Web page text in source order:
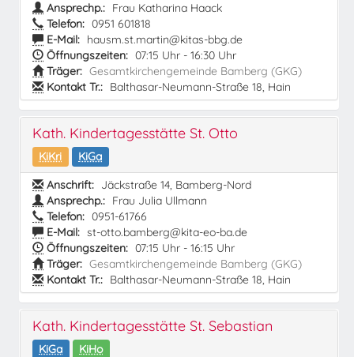
Ansprechp.: Frau Katharina Haack
Telefon: 0951 601818
E-Mail: hausm.st.martin@kitas-bbg.de
Öffnungszeiten: 07:15 Uhr - 16:30 Uhr
Träger: Gesamtkirchengemeinde Bamberg (GKG)
Kontakt Tr.: Balthasar-Neumann-Straße 18, Hain
Kath. Kindertagesstätte St. Otto
KiKri
KiGa
Anschrift: Jäckstraße 14, Bamberg-Nord
Ansprechp.: Frau Julia Ullmann
Telefon: 0951-61766
E-Mail: st-otto.bamberg@kita-eo-ba.de
Öffnungszeiten: 07:15 Uhr - 16:15 Uhr
Träger: Gesamtkirchengemeinde Bamberg (GKG)
Kontakt Tr.: Balthasar-Neumann-Straße 18, Hain
Kath. Kindertagesstätte St. Sebastian
KiGa
KiHo